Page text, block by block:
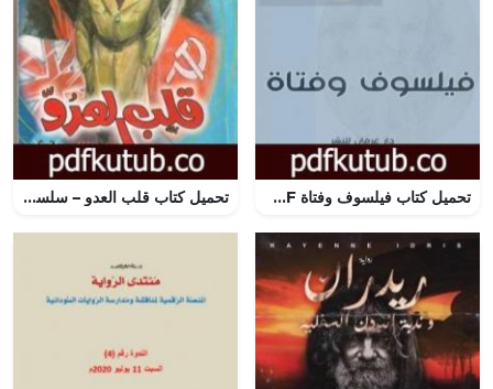
تحميل كتاب فيلسوف وفتاة PDF تأليف معتز عرفان مجانا [كامل] تحميل كتاب قلب العدو – سلسلة حرب الجواسيس PDF تأليف نبيل فاروق مجانا [كامل]